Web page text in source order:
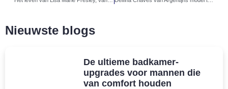
Nieuwste blogs
De ultieme badkamer-
upgrades voor mannen die
van comfort houden